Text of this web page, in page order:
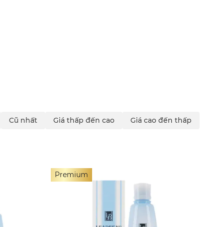
Cũ nhất Giá thấp đến cao Giá cao đến thấp
Premium